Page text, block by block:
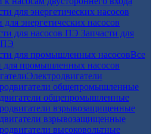
для энергетических насосов
Запчасти для
ПЭ
Все
для промышленных насосов
Электродвигатели
общепромышленные
взрывозащищенные